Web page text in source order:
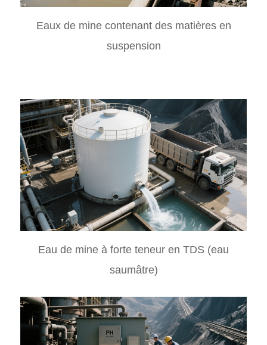
Eaux de mine contenant des matières en
suspension
Eau de mine à forte teneur en TDS (eau
saumâtre)